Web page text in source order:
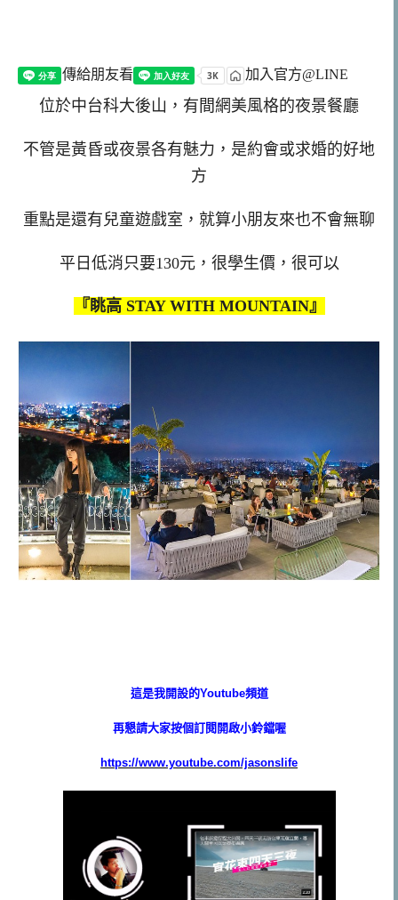
傳給朋友看 加入官方@LINE
位於中台科大後山，有間網美風格的夜景餐廳
不管是黃昏或夜景各有魅力，是約會或求婚的好地
方
重點是還有兒童遊戲室，就算小朋友來也不會無聊
平日低消只要130元，很學生價，很可以
『眺高 STAY WITH MOUNTAIN』
這是我開設的Youtube頻道
再懇請大家按個訂閱開啟小鈴鐺喔
https://www.youtube.com/jasonslife